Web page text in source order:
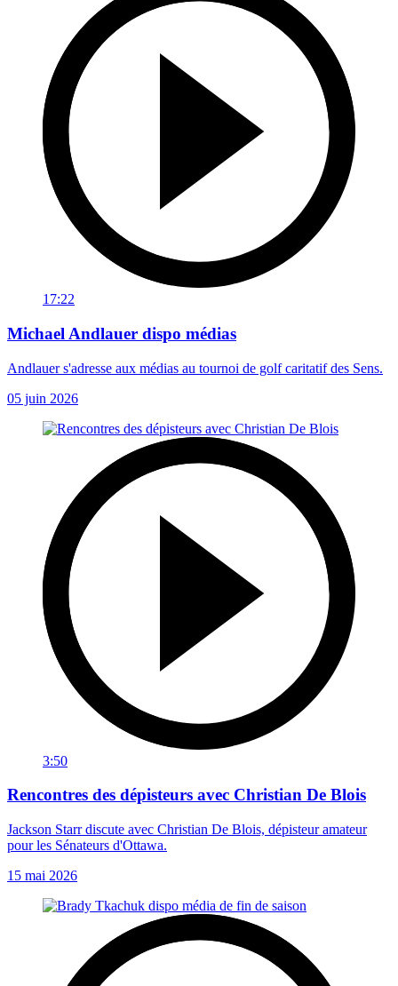
17:22
Michael Andlauer dispo médias
Andlauer s'adresse aux médias au tournoi de golf caritatif des Sens.
05 juin 2026
3:50
Rencontres des dépisteurs avec Christian De Blois
Jackson Starr discute avec Christian De Blois, dépisteur amateur
pour les Sénateurs d'Ottawa.
15 mai 2026